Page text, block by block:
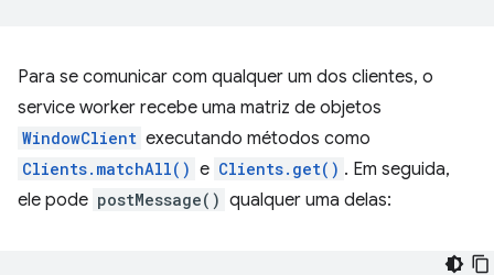
Para se comunicar com qualquer um dos clientes, o
service worker recebe uma matriz de objetos
WindowClient executando métodos como
Clients.matchAll() e Clients.get() . Em seguida,
ele pode postMessage() qualquer uma delas: